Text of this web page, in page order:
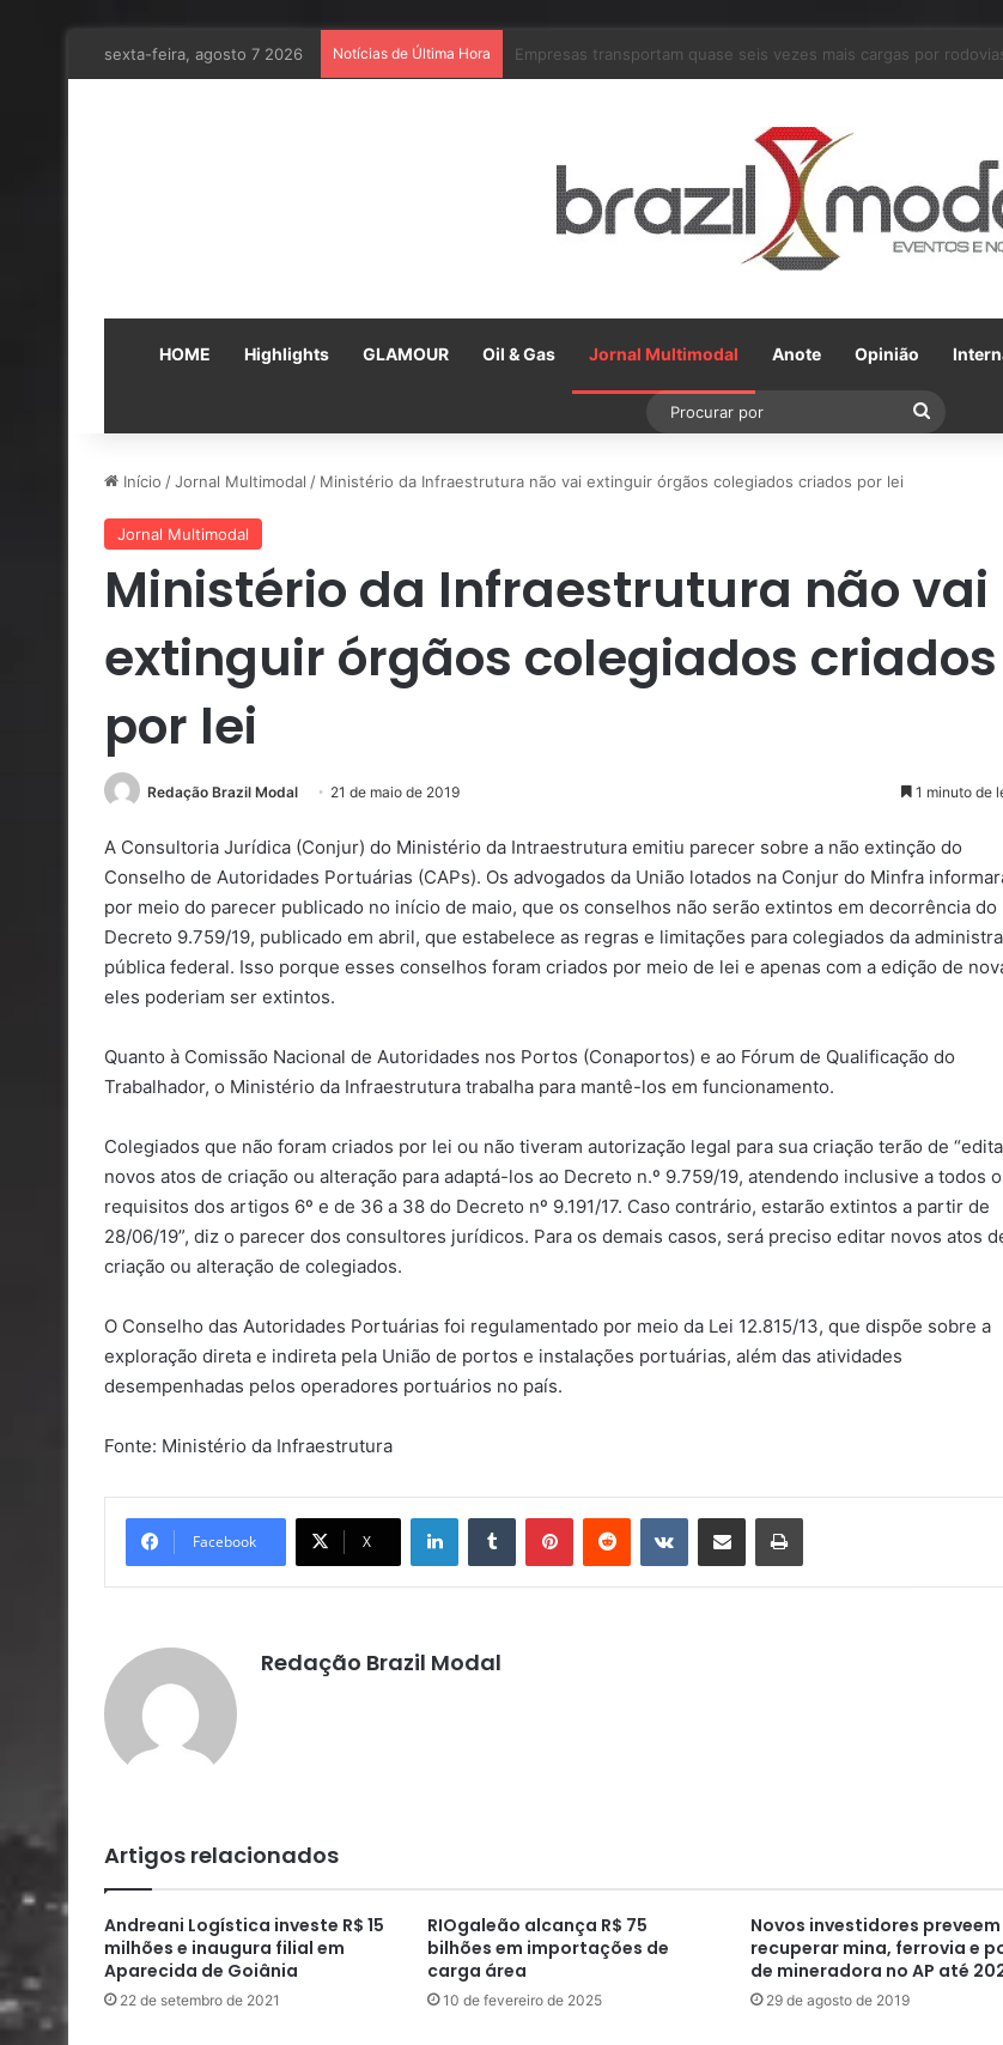
sexta-feira, agosto 7 2026 Notícias de Última Hora Em parceria com a VLI, Tereos embarca 75 mil toneladas de
HOME Highlights GLAMOUR Oil & Gas Jornal Multimodal Anote Opinião
Procurar
Início /Jornal Multimodal / Ministério da Infraestrutura não vai extinguir órgãos colegiados criados por lei
Jornal Multimodal
Ministério da Infraestrutura não vai
extinguir órgãos colegiados criados
por lei
Redação Brazil Modal 21 de maio de 2019 1 minuto de
A Consultoria Jurídica (Conjur) do Ministério da Intraestrutura emitiu parecer sobre a não extinção do
Conselho de Autoridades Portuárias (CAPs). Os advogados da União lotados na Conjur do Minfra
por meio do parecer publicado no início de maio, que os conselhos não serão extintos em decorrência do
Decreto 9.759/19, publicado em abril, que estabelece as regras e limitações para colegiados da
pública federal. Isso porque esses conselhos foram criados por meio de lei e apenas com a edição de
eles poderiam ser extintos.
Quanto à Comissão Nacional de Autoridades nos Portos (Conaportos) e ao Fórum de Qualificação do
Trabalhador, o Ministério da Infraestrutura trabalha para mantê-los em funcionamento.
Colegiados que não foram criados por lei ou não tiveram autorização legal para sua criação terão de
novos atos de criação ou alteração para adaptá-los ao Decreto n.º 9.759/19, atendendo inclusive a todos
requisitos dos artigos 6º e de 36 a 38 do Decreto nº 9.191/17. Caso contrário, estarão extintos a partir de
28/06/19”, diz o parecer dos consultores jurídicos. Para os demais casos, será preciso editar novos atos
criação ou alteração de colegiados.
O Conselho das Autoridades Portuárias foi regulamentado por meio da Lei 12.815/13, que dispõe sobre a
exploração direta e indireta pela União de portos e instalações portuárias, além das atividades
desempenhadas pelos operadores portuários no país.
Fonte: Ministério da Infraestrutura
Facebook X
LinkedinTumblr PinterestReddit VK Compartilhar via e-mail Imprimir
Redação Brazil Modal
Artigos relacionados
Andreani Logística investe R$ 15
milhões e inaugura filial em
Aparecida de Goiânia
22 de setembro de 2021
RIOgaleão alcança R$ 75
bilhões em importações de
carga área
10 de fevereiro de 2025
Novos investidores preveem
recuperar mina, ferrovia e
de mineradora no AP até
29 de agosto de 2019